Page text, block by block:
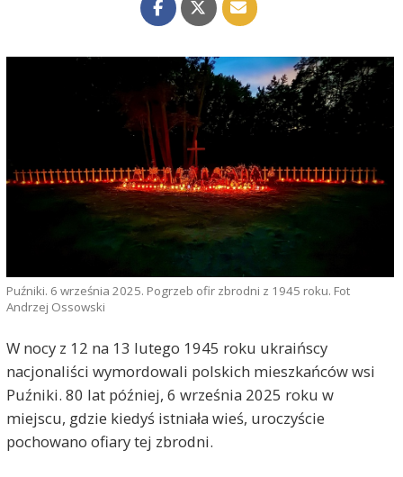
Puźniki. 6 września 2025. Pogrzeb ofir zbrodni z 1945 roku. Fot
Andrzej Ossowski
W nocy z 12 na 13 lutego 1945 roku ukraińscy
nacjonaliści wymordowali polskich mieszkańców wsi
Puźniki. 80 lat później, 6 września 2025 roku w
miejscu, gdzie kiedyś istniała wieś, uroczyście
pochowano ofiary tej zbrodni.